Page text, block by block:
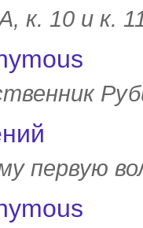
к. 10 и к.
первую